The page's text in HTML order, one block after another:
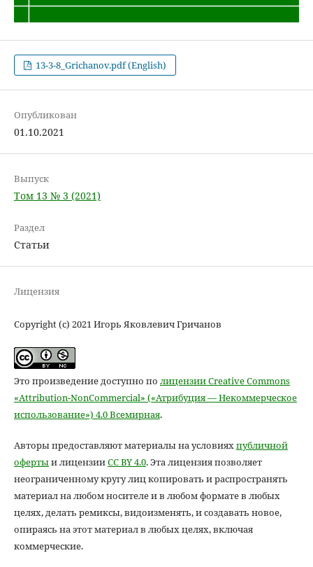
13-3-8_Grichanov.pdf (English)
Опубликован
01.10.2021
Выпуск
Том 13 № 3 (2021)
Раздел
Статьи
Лицензия
Copyright (c) 2021 Игорь Яковлевич Гричанов
Это произведение доступно по лицензии Creative Commons
«Attribution-NonCommercial» («Атрибуция — Некоммерческое
использование») 4.0 Всемирная.
Авторы предоставляют материалы на условиях публичной
офертыи лицензииCC BY 4.0. Эта лицензия позволяет
неограниченному кругу лиц копировать и распространять
материал на любом носителе и в любом формате в любых
целях, делать ремиксы, видоизменять, и создавать новое,
опираясь на этот материал в любых целях, включая
коммерческие.